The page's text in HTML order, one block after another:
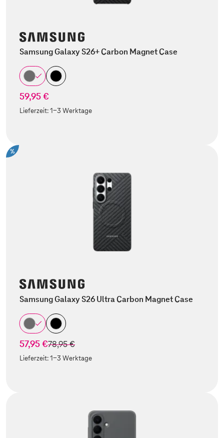
Samsung Galaxy S26+ Carbon Magnet Case
59,95 €
Lieferzeit:1-3 Werktage
%
Samsung Galaxy S26 Ultra Carbon Magnet Case
57,95 €statt
78,95 €
Lieferzeit:1-3 Werktage